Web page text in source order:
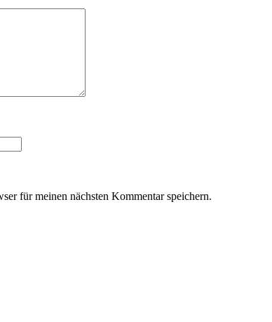
für meinen nächsten Kommentar speichern.